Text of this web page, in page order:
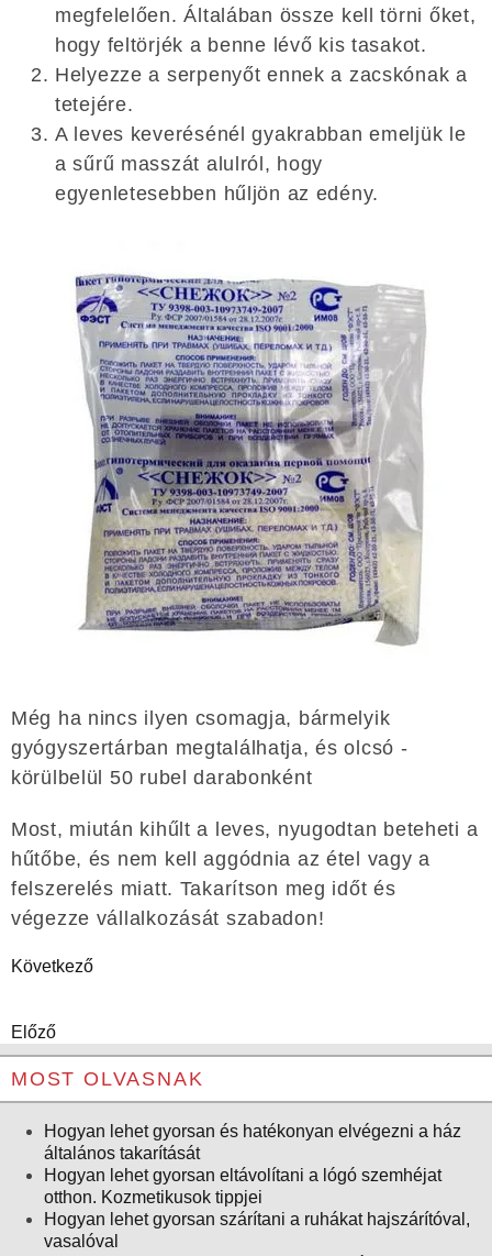
megfelelően. Általában össze kell törni őket,
hogy feltörjék a benne lévő kis tasakot.
Helyezze a serpenyőt ennek a zacskónak a
tetejére.
A leves keverésénél gyakrabban emeljük le
a sűrű masszát alulról, hogy
egyenletesebben hűljön az edény.
Még ha nincs ilyen csomagja, bármelyik
gyógyszertárban megtalálhatja, és olcsó -
körülbelül 50 rubel darabonként
Most, miután kihűlt a leves, nyugodtan beteheti a
hűtőbe, és nem kell aggódnia az étel vagy a
felszerelés miatt. Takarítson meg időt és
végezze vállalkozását szabadon!
Következő
Előző
MOST OLVASNAK
Hogyan lehet gyorsan és hatékonyan elvégezni a ház
általános takarítását
Hogyan lehet gyorsan eltávolítani a lógó szemhéjat
otthon. Kozmetikusok tippjei
Hogyan lehet gyorsan szárítani a ruhákat hajszárítóval,
vasalóval